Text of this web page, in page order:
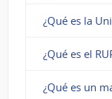
¿Qué es la
¿Qué es el
¿Qué es un